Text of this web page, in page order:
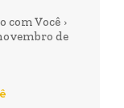
com Você
de